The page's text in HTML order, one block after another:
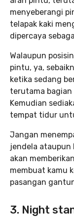
menyeberangi
telapak kaki
dipercaya
Walaupun
pintu, ya,
ketika sedang
terutama bagian
Kemudian
tempat tidur
Jangan
jendela ataupun
akan
membuat kamu
pasangan
3. Night